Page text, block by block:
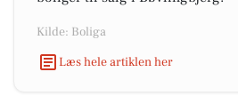
Kilde: Boliga
Læs hele artiklen her